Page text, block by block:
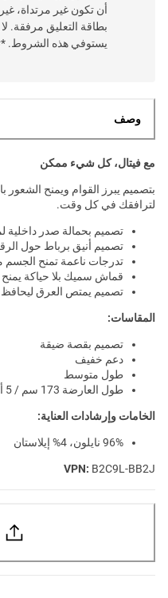
أن تكون غير مرتداة،
بطاقة التعليق مرفقة.
يستوفي هذه الشروط.
وصف
مع فيتال، كل شيء ممكن
بتصميم يبرز القوام ويمنح الشعور
لترافقك في كل وقت.
تصميم بحمالة صدر داخلية
تصميم أنيق برباط حول
تدرجات ناعمة تمنح
قماش سميك بلا حياكة يمنح
تصميم يمتص العرق
المقاسات:
تصميم بقصة ضيقة
دعم خفيف
طول متوسط
طول العارضة 173 سم / 5 أقدام و8 بوصة وترتدي مقاس S
الخامات وإرشادات العناية:
96% نايلون، 4% إيلاستان
VPN: B2C9L-BB2J